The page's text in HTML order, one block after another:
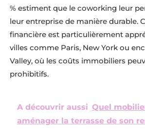
% estiment que le coworking leur
leur entreprise de manière durable.
financière est particulièrement
villes comme Paris, New York ou
Valley, où les coûts immobiliers
prohibitifs.
A découvrir aussi Quel
aménager la terrasse de son